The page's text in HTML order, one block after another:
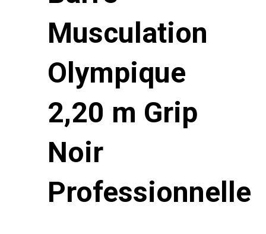
Musculation
Olympique
2,20 m Grip
Noir
Professionnelle